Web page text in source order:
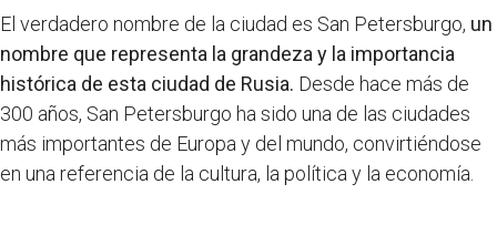
El verdadero nombre de la ciudad es San Petersburgo, un
nombre que representa la grandeza y la importancia
histórica de esta ciudad de Rusia. Desde hace más de
300 años, San Petersburgo ha sido una de las ciudades
más importantes de Europa y del mundo, convirtiéndose
en una referencia de la cultura, la política y la economía.